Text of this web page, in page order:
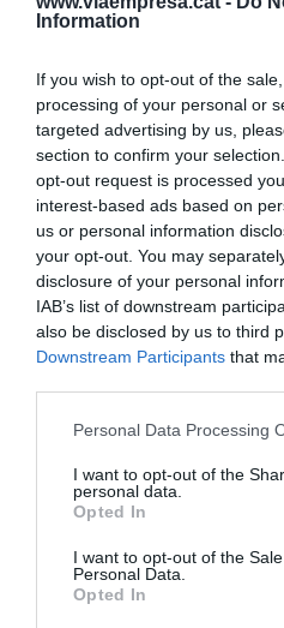
Information
If you wish to opt-out of the
processing of your personal or
targeted advertising by us,
section to confirm your
opt-out request is processed
interest-based ads based on
us or personal information
your opt-out. You may
disclosure of your personal
IAB’s list of downstream
also be disclosed by us to third
Downstream Participants that
Personal Data Processing
I want to opt-out of the
personal data.
Opted In
I want to opt-out of the
Personal Data.
Opted In
la vidadels usuaris del
AfegirVIA Empresa
Google de forma
Estigues informat amb
ACTIVAR ARA
ELS MÉS
AVUI